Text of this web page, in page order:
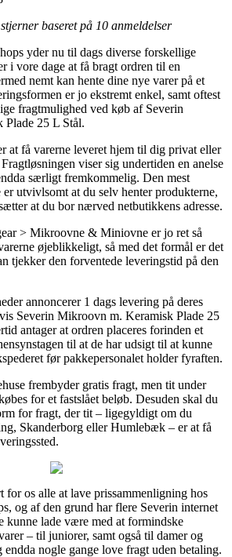
baseret på 10 anmeldelser
yder nu til dags diverse forskellige
i vore dage at få bragt ordren til en
nemt kan hente dine nye varer på et
er jo ekstremt enkel, samt oftest
fragtmulighed ved køb af Severin
25 L Stål.
at få varerne leveret hjem til dig privat eller
viser sig undertiden en anelse
særligt fremkommelig. Den mest
utvivlsomt at du selv henter produkterne,
at du bor nærved netbutikkens adresse.
> Mikroovne & Miniovne er jo ret så
øjeblikkeligt, så med det formål er det
tjekker den forventede leveringstid på den
annoncerer 1 dags levering på deres
Severin Mikroovn m. Keramisk Plade 25
antager at ordren placeres forinden et
til at de har udsigt til at kunne
før pakkepersonalet holder fyraften.
frembyder gratis fragt, men tit under
for et fastslået beløb. Desuden skal du
for fragt, der tit – ligegyldigt om du
Skanderborg eller Humlebæk – er at få
for os alle at lave prissammenligning hos
og af den grund har flere Severin internet
kunne lade være med at formindske
– til juniorer, samt også til damer og
endda nogle gange love fragt uden betaling.